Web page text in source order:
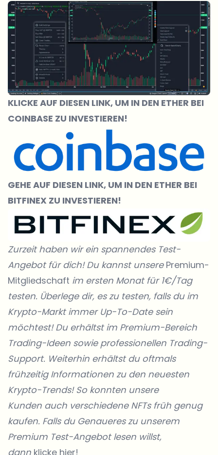
KLICKE AUF DIESEN LINK, UM IN DEN ETHER BEI
COINBASE ZU INVESTIEREN!
GEHE AUF DIESEN LINK, UM IN DEN ETHER BEI
BITFINEX ZU INVESTIEREN!
Zurzeit haben wir ein spannendes Test-
Angebot für dich! Du kannst unsere Premium-
Mitgliedschaft im ersten Monat für 1€/Tag
testen. Überlege dir, es zu testen, falls du im
Krypto-Markt immer Up-To-Date sein
möchtest! Du erhältst im Premium-Bereich
Trading-Ideen sowie professionellen Trading-
Support. Weiterhin erhältst du oftmals
frühzeitig Informationen zu den neuesten
Krypto-Trends! So konnten unsere
Kunden auch verschiedene NFTs früh genug
kaufen. Falls du Genaueres zu unserem
Premium Test-Angebot lesen willst,
dann klicke hier!